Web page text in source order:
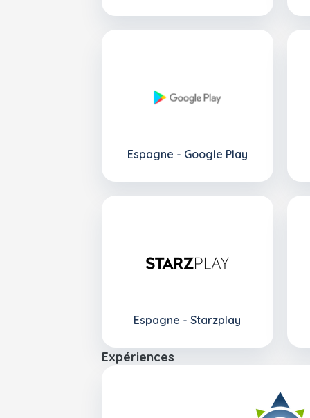
Espagne - Google Play
Espagne - Starzplay
Expériences